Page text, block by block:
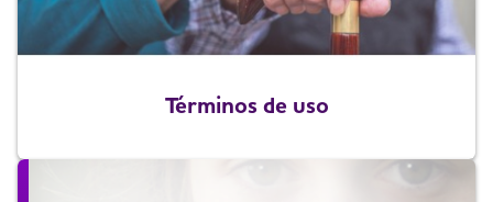
Términos de uso